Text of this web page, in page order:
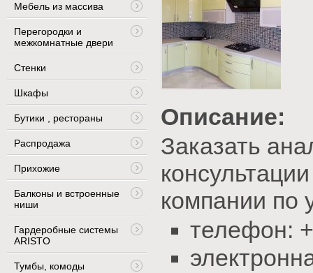
Описание:
Заказать
компании по
телефон:
Мебель из массива
Перегородки и
межкомнатные двери
Стенки
Шкафы
Бутики , рестораны
Распродажа
Прихожие
Балконы и встроенные
ниши
Гардеробные системы
ARISTO
Тумбы, комоды